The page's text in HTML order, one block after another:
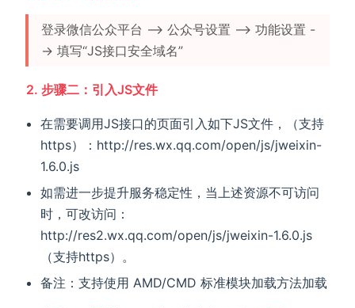
登录微信公众平台 --> 公众号设置 --> 功能设置 -
-> 填写“JS接口安全域名”
2. 步骤二：引入JS文件
在需要调用JS接口的页面引入如下JS文件，（支持
https）：http://res.wx.qq.com/open/js/jweixin-
1.6.0.js
如需进一步提升服务稳定性，当上述资源不可访问
时，可改访问：
http://res2.wx.qq.com/open/js/jweixin-1.6.0.js
（支持https）。
备注：支持使用 AMD/CMD 标准模块加载方法加载